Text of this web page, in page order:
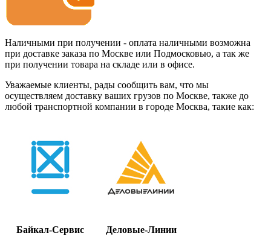
Наличными при получении - оплата наличными возможна
при доставке заказа по Москве или Подмосковью, а так же
при получении товара на складе или в офисе.
Уважаемые клиенты, рады сообщить вам, что мы
осуществляем доставку ваших грузов по Москве, также до
любой транспортной компании в городе Москва, такие как:
Байкал-Сервис Деловые-Линии